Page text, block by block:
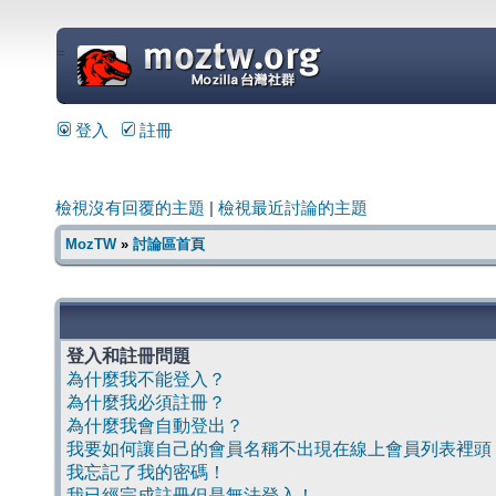
=
登入 註冊
檢視沒有回覆的主題 檢視最近討論的主題
MozTW» 討論區首頁
登入和註冊問題
為什麼我不能登入？
為什麼我必須註冊？
為什麼我會自動登出？
我要如何讓自己的會員名稱不出現在線上會員列表裡頭
我忘記了我的密碼！